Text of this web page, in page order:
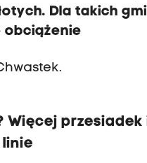
Dla takich
obciążenie
Więcej przesiadek